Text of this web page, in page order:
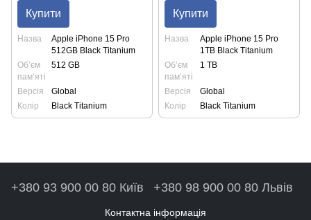
Купити
Назва
Apple iPhone 15 Pro
512GB Black Titanium
Обʼєм
памʼяті
512 GB
Версія
Global
Колір
Black Titanium
Купити
Назва
Apple iPhone 15 Pro
1TB Black Titanium
Обʼєм
памʼяті
1 TB
Версія
Global
Колір
Black Titanium
+380 93 900 00 80 Київ +380 98 900 00 80 Львів
Контактна інформація